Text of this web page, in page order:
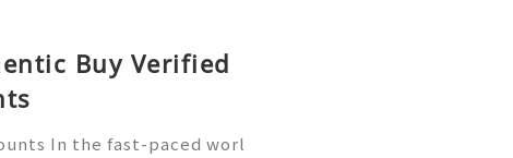
Buy Verified
In the fast-paced worl